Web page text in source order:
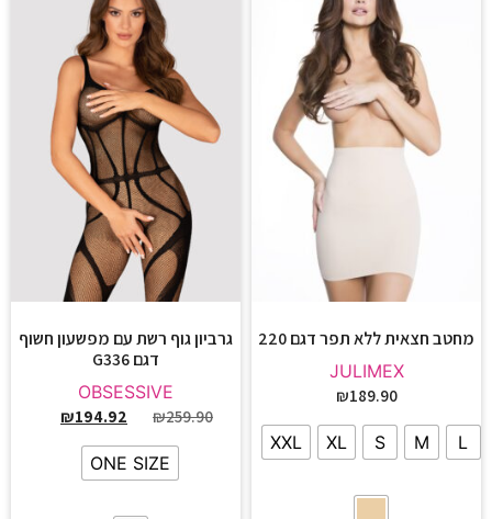
מחטב חצאית ללא תפר דגם 220
JULIMEX
₪189.90
L
M
S
XL
XXL
גרביון גוף רשת עם מפשעון חשוף
דגם G336
OBSESSIVE
₪259.90
₪194.92
ONE SIZE